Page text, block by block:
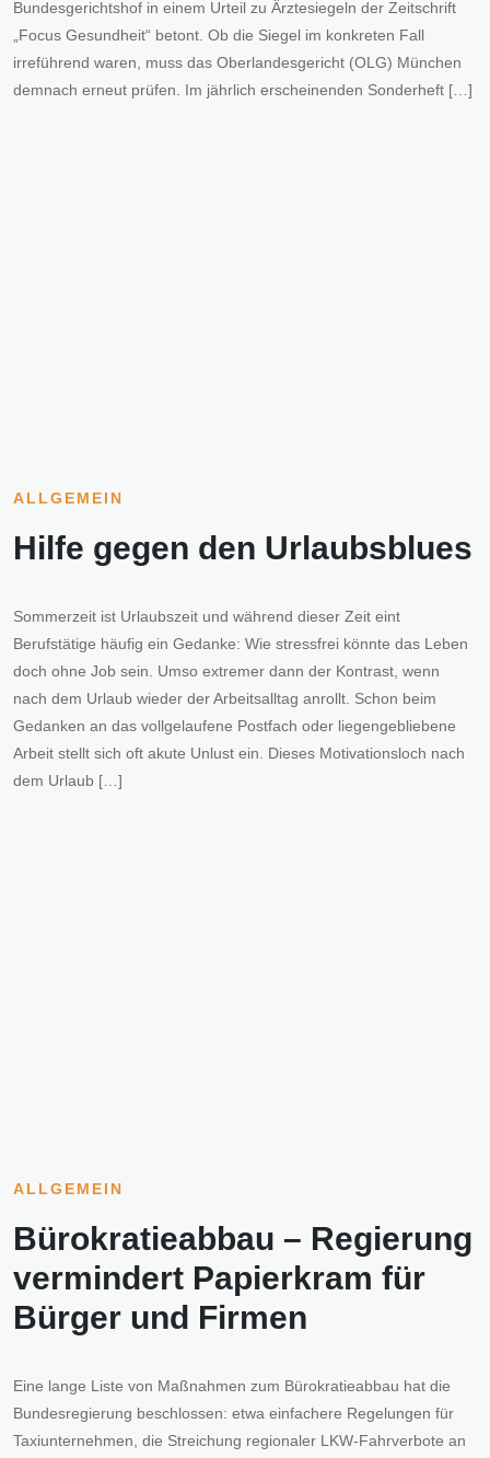
Bundesgerichtshof in einem Urteil zu Ärztesiegeln der Zeitschrift
„Focus Gesundheit“ betont. Ob die Siegel im konkreten Fall
irreführend waren, muss das Oberlandesgericht (OLG) München
demnach erneut prüfen. Im jährlich erscheinenden Sonderheft […]
ALLGEMEIN
Hilfe gegen den Urlaubsblues
Sommerzeit ist Urlaubszeit und während dieser Zeit eint
Berufstätige häufig ein Gedanke: Wie stressfrei könnte das Leben
doch ohne Job sein. Umso extremer dann der Kontrast, wenn
nach dem Urlaub wieder der Arbeitsalltag anrollt. Schon beim
Gedanken an das vollgelaufene Postfach oder liegengebliebene
Arbeit stellt sich oft akute Unlust ein. Dieses Motivationsloch nach
dem Urlaub […]
ALLGEMEIN
Bürokratieabbau – Regierung
vermindert Papierkram für
Bürger und Firmen
Eine lange Liste von Maßnahmen zum Bürokratieabbau hat die
Bundesregierung beschlossen: etwa einfachere Regelungen für
Taxiunternehmen, die Streichung regionaler LKW-Fahrverbote an